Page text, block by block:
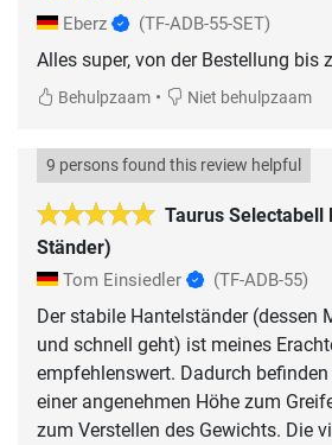
Eberz (TF-ADB-55-SET)
Alles super, von der Bestellung bis
Behulpzaam • Niet behulpzaam
Taurus Selectabell
Ständer)
9 persons found this review helpful
Tom Einsiedler (TF-ADB-55)
Der stabile Hantelständer (dessen
und schnell geht) ist meines
empfehlenswert. Dadurch
einer angenehmen Höhe zum
zum Verstellen des Gewichts. Die